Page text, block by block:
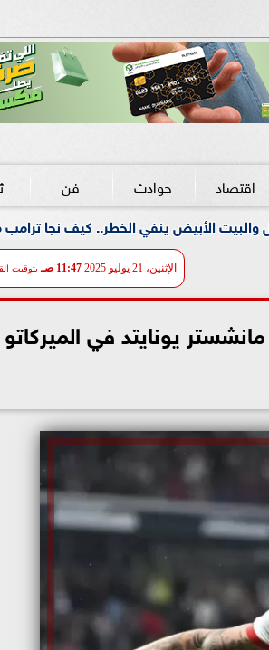
اقتصاد حوادث فن
الخطر.. كيف نجا ترامب من كارثة جوية فوق
الإثنين، 21 يوليو 2025 11:47 صـ بتوقيت
يونايتد في الميركاتو